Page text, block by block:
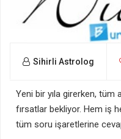
Sihirli Astrolog
Yeni bir yıla girerken,
fırsatlar bekliyor. Hem iş
tüm soru işaretlerine